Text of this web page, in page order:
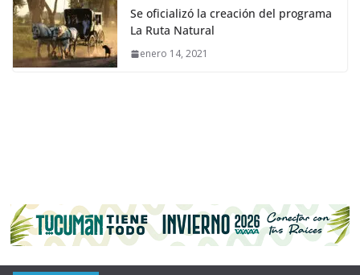
Se oficializó la creación del programa
La Ruta Natural
enero 14, 2021